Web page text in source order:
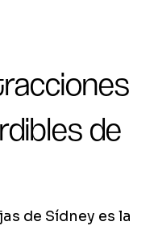
de
de Sídney es la